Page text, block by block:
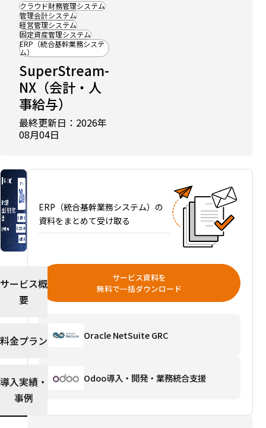
クラウド財務管理システム
管理会計システム
経営管理システム
固定資産管理システム
ERP（統合基幹業務システ
ム）
SuperStream-
NX（会計・人
事給与）
最終更新日：2026年
08月04日
比
較
記
事
載
中
ERP
比較
20
選｜
テム
を企
態・
費用
較
イド
サービス概
要
料金プラン
導入実績・
事例
ERP（統合基幹業務システム）の
資料をまとめて受け取る
サービス資料を
無料で一括ダウンロード
Oracle NetSuite GRC
Odoo導入・開発・業務統合支援